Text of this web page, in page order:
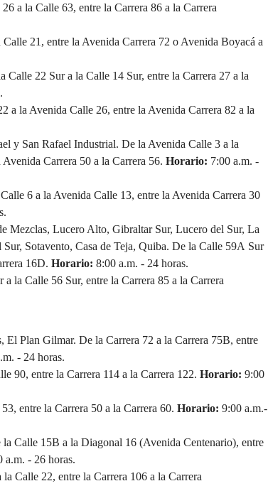
a la Calle 63, entre la Carrera 86 a la Carrera
21, entre la Avenida Carrera 72 o Avenida Boyacá a
Calle 22 Sur a la Calle 14 Sur, entre la Carrera 27 a la
a la Avenida Calle 26, entre la Avenida Carrera 82 a la
y San Rafael Industrial. De la Avenida Calle 3 a la
Carrera 50 a la Carrera 56. Horario: 7:00 a.m. -
6 a la Avenida Calle 13, entre la Avenida Carrera 30
Mezclas, Lucero Alto, Gibraltar Sur, Lucero del Sur, La
Sotavento, Casa de Teja, Quiba. De la Calle 59A Sur
16D. Horario: 8:00 a.m. - 24 horas.
la Calle 56 Sur, entre la Carrera 85 a la Carrera
El Plan Gilmar. De la Carrera 72 a la Carrera 75B, entre
- 24 horas.
90, entre la Carrera 114 a la Carrera 122. Horario: 9:00
entre la Carrera 50 a la Carrera 60. Horario: 9:00 a.m.-
Calle 15B a la Diagonal 16 (Avenida Centenario), entre
a.m. - 26 horas.
Calle 22, entre la Carrera 106 a la Carrera